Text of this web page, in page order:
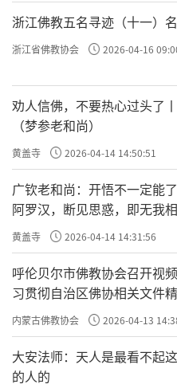
浙江佛教五名寻迹（十一）
浙江省佛教协会 2026-04-16
劝人信佛，不要热心过头了
（梦参老和尚）
黄盖寺 2026-04-14 14:50:51
广钦老和尚：开悟不一定能
阿罗汉，断见思惑，即无我
死
黄盖寺 2026-04-14 14:31:56
呼伦贝尔市佛教协会召开视
习贯彻自治区佛协相关文件
内蒙古佛教协会 2026-04-13
大安法师：天人是最看不起
的人的